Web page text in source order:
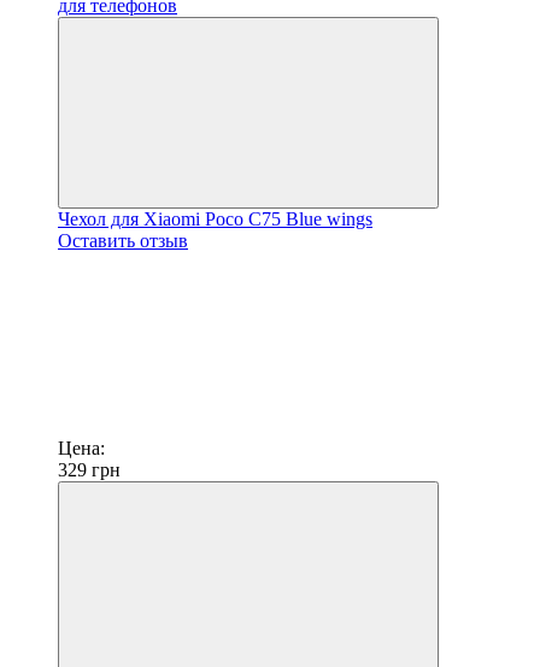
Чехол для Xiaomi Poco C75 Blue wings
Оставить отзыв
Цена:
329 грн